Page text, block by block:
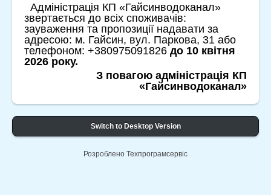
Адміністрація КП «Гайсинводоканал»
звертається до всіх споживачів:
зауваження та пропозиції надавати за
адресою: м. Гайсин, вул. Паркова, 31 або
телефоном: +380975091826 до 10 квітня
2026 року.
З повагою адміністрація КП
«Гайсинводоканал»
Switch to Desktop Version
Розроблено Техпрограмсервіс